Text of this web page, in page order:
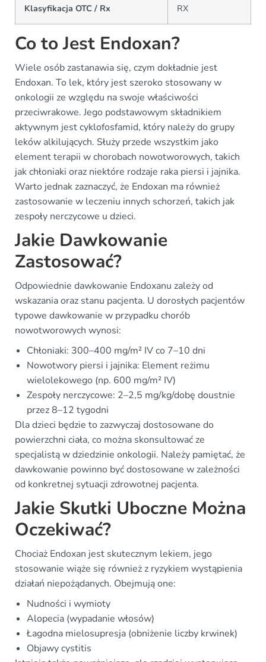
Klasyfikacja OTC / Rx RX
Co to Jest Endoxan?
Wiele osób zastanawia się, czym dokładnie jest
Endoxan. To lek, który jest szeroko stosowany w
onkologii ze względu na swoje właściwości
przeciwrakowe. Jego podstawowym składnikiem
aktywnym jest cyklofosfamid, który należy do grupy
leków alkilujących. Służy przede wszystkim jako
element terapii w chorobach nowotworowych, takich
jak chłoniaki oraz niektóre rodzaje raka piersi i jajnika.
Warto jednak zaznaczyć, że Endoxan ma również
zastosowanie w leczeniu innych schorzeń, takich jak
zespoły nerczycowe u dzieci.
Jakie Dawkowanie
Zastosować?
Odpowiednie dawkowanie Endoxanu zależy od
wskazania oraz stanu pacjenta. U dorosłych pacjentów
typowe dawkowanie w przypadku chorób
nowotworowych wynosi:
Chłoniaki: 300–400 mg/m² IV co 7–10 dni
Nowotwory piersi i jajnika: Element reżimu
wielolekowego (np. 600 mg/m² IV)
Zespoły nerczycowe: 2–2,5 mg/kg/dobę doustnie
przez 8–12 tygodni
Dla dzieci będzie to zazwyczaj dostosowane do
powierzchni ciała, co można skonsultować ze
specjalistą w dziedzinie onkologii. Należy pamiętać, że
dawkowanie powinno być dostosowane w zależności
od konkretnej sytuacji zdrowotnej pacjenta.
Jakie Skutki Uboczne Można
Oczekiwać?
Chociaż Endoxan jest skutecznym lekiem, jego
stosowanie wiąże się również z ryzykiem wystąpienia
działań niepożądanych. Obejmują one:
Nudności i wymioty
Alopecia (wypadanie włosów)
Łagodna mielosupresja (obniżenie liczby krwinek)
Objawy cystitis